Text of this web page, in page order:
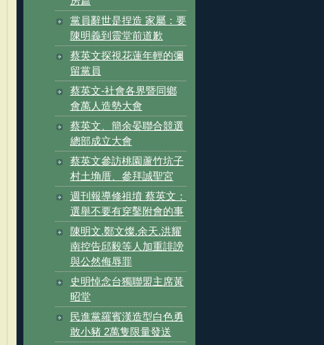
黨員辭世是捏造 家屬：要
陳明義到靈堂前道歉
蔡英文探視花蓮年輕的彌
留黨員
蔡英文-社會各界暨同鄉
會萬人造勢大會
蔡英文、簡余晏聯合競選
總部成立大會
蔡英文參訪桃園蘆竹坑子
村土埆厝、參拜誠聖宮
週刊報導修祖墳 蔡英文：
選舉不要有穿鑿附會的事
陳明文.鄭文燦.余天.洪耀
南控告邱毅等人加重誹謗
與公然侮辱罪
史明悼念台獨聯盟主席黃
昭堂
民進黨羅賓漢造型白色勇
敢小豬 2萬隻限量發送